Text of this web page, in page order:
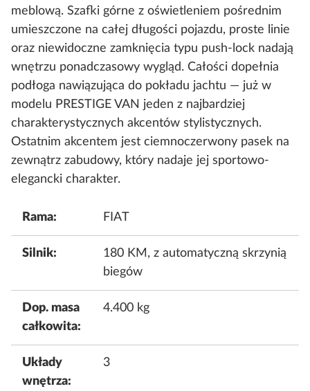
meblową. Szafki górne z oświetleniem pośrednim
umieszczone na całej długości pojazdu, proste linie
oraz niewidoczne zamknięcia typu push-lock nadają
wnętrzu ponadczasowy wygląd. Całości dopełnia
podłoga nawiązująca do pokładu jachtu — już w
modelu PRESTIGE VAN jeden z najbardziej
charakterystycznych akcentów stylistycznych.
Ostatnim akcentem jest ciemnoczerwony pasek na
zewnątrz zabudowy, który nadaje jej sportowo-
elegancki charakter.
Rama: FIAT
Silnik:
180 KM, z automatyczną skrzynią
biegów
Dop. masa
całkowita:
4.400 kg
Układy
wnętrza:
3